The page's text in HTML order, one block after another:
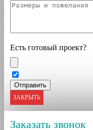
Есть готовый проект?
ЗАКРЫТЬ
Заказать звонок